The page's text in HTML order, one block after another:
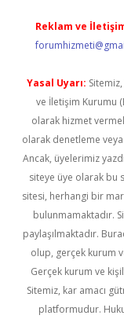
Reklam ve
Yasal Uyarı:
ve İletişim Kurumu
olarak hizmet
olarak denetleme
Ancak, üyelerimiz
siteye üye olarak bu
sitesi, herhangi bir
bulunmamaktadır.
paylaşılmaktadır.
olup, gerçek kurum
Gerçek kurum ve
Sitemiz, kar amacı
platformudur.